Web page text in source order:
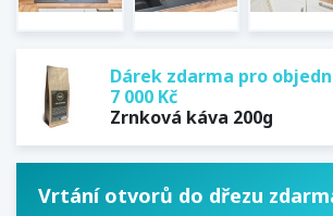
Dárek zdarma pro
7 000 Kč
Zrnková káva 200g
Vrtání otvorů do dřezu